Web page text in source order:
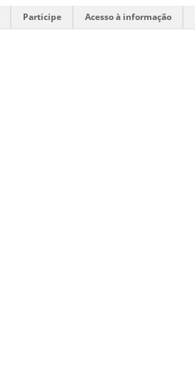
Participe Acesso à informação